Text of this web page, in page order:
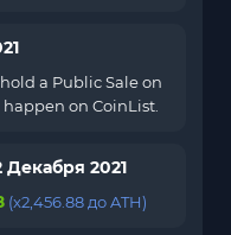
a Public Sale on
on CoinList.
Декабря 2021
(x2,456.88 до ATH)